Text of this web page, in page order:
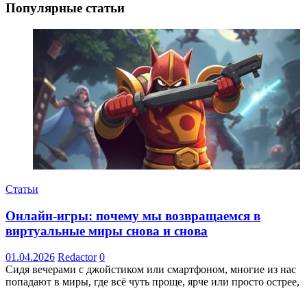
Популярные статьи
Статьи
Онлайн-игры: почему мы возвращаемся в
виртуальные миры снова и снова
01.04.2026 Redactor 0
Сидя вечерами с джойстиком или смартфоном, многие из нас
попадают в миры, где всё чуть проще, ярче или просто острее,